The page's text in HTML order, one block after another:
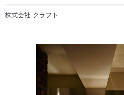
株式会社 クラフト